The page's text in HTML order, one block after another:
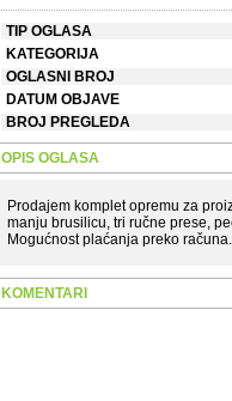
TIP OGLASA
KATEGORIJA
OGLASNI BROJ
DATUM OBJAVE
BROJ PREGLEDA
OPIS OGLASA
Prodajem komplet opremu za
manju brusilicu, tri ručne prese,
Mogućnost plaćanja preko
KOMENTARI